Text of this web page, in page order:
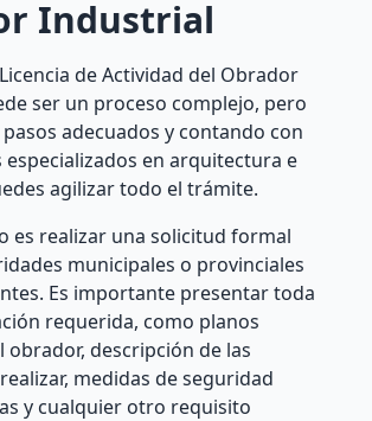
Industrial
de Actividad del Obrador
ser un proceso complejo, pero
adecuados y contando con
en arquitectura e
agilizar todo el trámite.
es realizar una solicitud formal
municipales o provinciales
Es importante presentar toda
requerida, como planos
obrador, descripción de las
medidas de seguridad
y cualquier otro requisito